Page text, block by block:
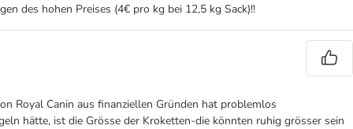
des hohen Preises (4€ pro kg bei 12,5 kg Sack)!!
Royal Canin aus finanziellen Gründen hat problemlos
hätte, ist die Grösse der Kroketten-die könnten ruhig grösser sein